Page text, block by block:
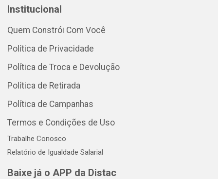
Institucional
Quem Constrói Com Você
Política de Privacidade
Política de Troca e Devolução
Política de Retirada
Política de Campanhas
Termos e Condições de Uso
Trabalhe Conosco
Relatório de Igualdade Salarial
Baixe já o APP da Distac